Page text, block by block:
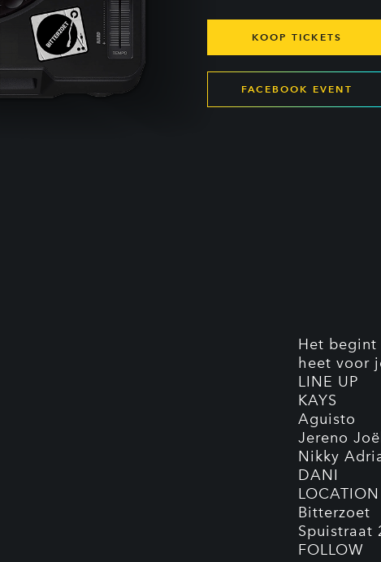
KOOP TICKETS
FACEBOOK EVENT
Het begint
heet voor
LINE UP
KAYS
Aguisto
Jereno Joël
Nikky
DANI
LOCATION
Bitterzoet
Spuistraat
FOLLOW